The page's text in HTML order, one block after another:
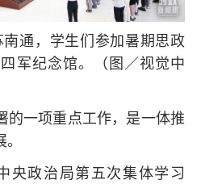
通，学生们参加暑期思政
军纪念馆。（图／视觉中
的一项重点工作，是一体推
央政治局第五次集体学习